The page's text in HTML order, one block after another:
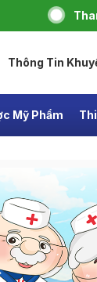
Thông Tin
Mỹ Phẩm